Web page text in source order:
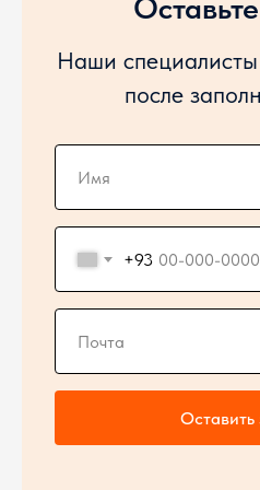
Наши специалисты
после
+93
Оставить